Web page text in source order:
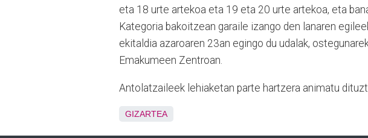
eta 18 urte artekoa eta 19 eta 20 urte artekoa, eta
Kategoria bakoitzean garaile izango den lanaren
ekitaldia azaroaren 23an egingo du udalak,
Emakumeen Zentroan.
Antolatzaileek lehiaketan parte hartzera animatu
GIZARTEA